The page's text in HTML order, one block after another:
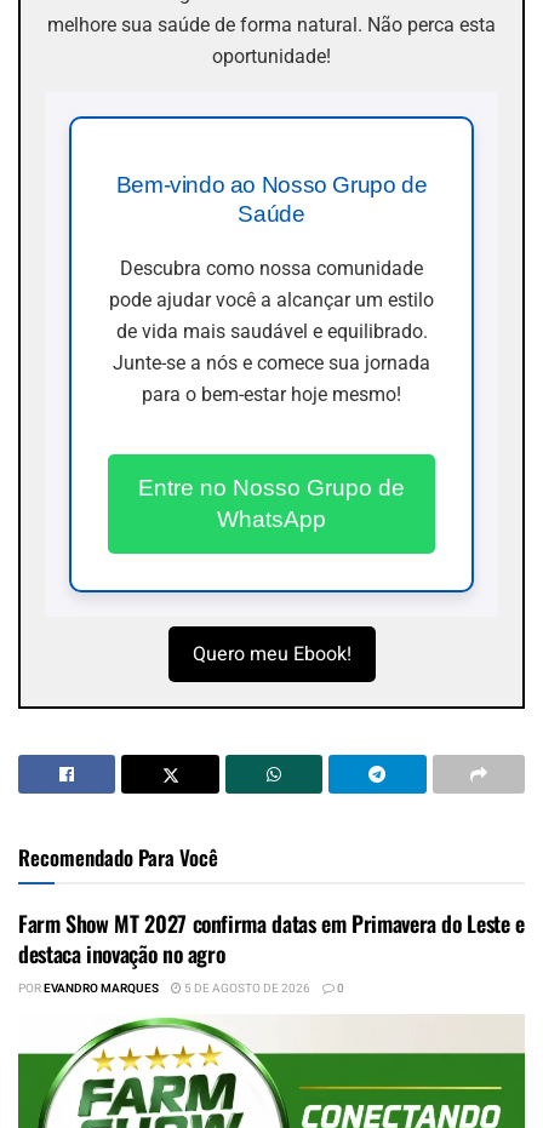
melhore sua saúde de forma natural. Não perca esta
oportunidade!
Bem-vindo ao Nosso Grupo de
Saúde
Descubra como nossa comunidade
pode ajudar você a alcançar um estilo
de vida mais saudável e equilibrado.
Junte-se a nós e comece sua jornada
para o bem-estar hoje mesmo!
Entre no Nosso Grupo de
WhatsApp
Quero meu Ebook!
Recomendado Para Você
Farm Show MT 2027 confirma datas em Primavera do Leste e
destaca inovação no agro
POREVANDRO MARQUES 5 DE AGOSTO DE 2026 0